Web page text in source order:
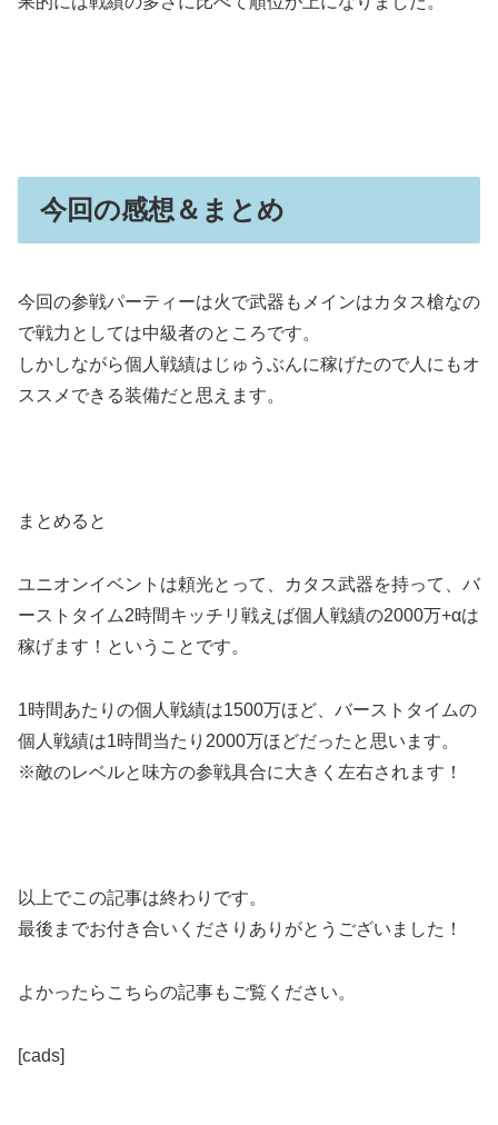
今回の感想＆まとめ
今回の参戦パーティーは火で武器もメインはカタス槍なの
で戦力としては中級者のところです。
しかしながら個人戦績はじゅうぶんに稼げたので人にもオ
ススメできる装備だと思えます。
まとめると
ユニオンイベントは頼光とって、カタス武器を持って、バ
ーストタイム2時間キッチリ戦えば個人戦績の2000万+αは
稼げます！ということです。
1時間あたりの個人戦績は1500万ほど、バーストタイムの
個人戦績は1時間当たり2000万ほどだったと思います。
※敵のレベルと味方の参戦具合に大きく左右されます！
以上でこの記事は終わりです。
最後までお付き合いくださりありがとうございました！
よかったらこちらの記事もご覧ください。
[cads]